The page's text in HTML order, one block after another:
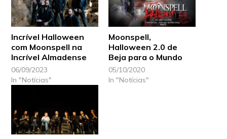
Incrível Halloween
com Moonspell na
Incrível Almadense
06/09/2023
In "Notícias"
Moonspell,
Halloween 2.0 de
Beja para o Mundo
05/10/2020
In "Notícias"